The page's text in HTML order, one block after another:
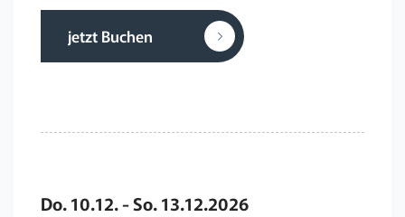
jetzt Buchen
Do. 10.12. - So. 13.12.2026